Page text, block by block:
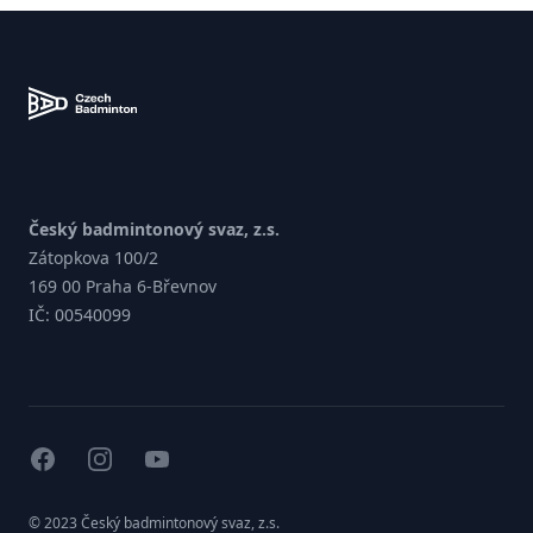
Český badmintonový svaz, z.s.
Zátopkova 100/2
169 00 Praha 6-Břevnov
IČ: 00540099
facebookinstagramyoutube
© 2023 Český badmintonový svaz, z.s.